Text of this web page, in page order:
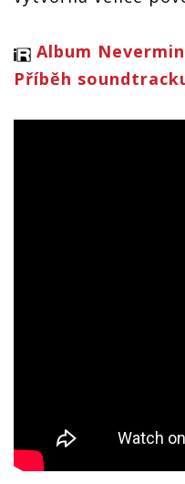
Album
Příběh